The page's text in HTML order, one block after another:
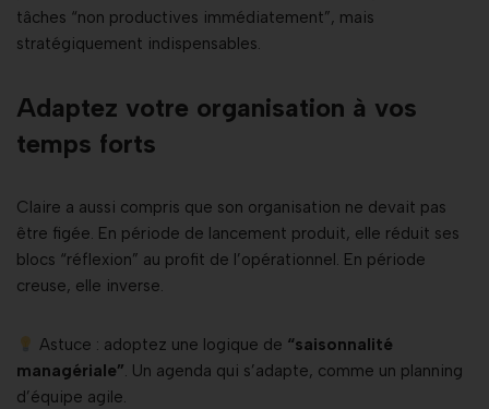
tâches “non productives immédiatement”, mais
stratégiquement indispensables.
Adaptez votre organisation à vos
temps forts
Claire a aussi compris que son organisation ne devait pas
être figée. En période de lancement produit, elle réduit ses
blocs “réflexion” au profit de l’opérationnel. En période
creuse, elle inverse.
Astuce : adoptez une logique de “saisonnalité
managériale”. Un agenda qui s’adapte, comme un planning
d’équipe agile.